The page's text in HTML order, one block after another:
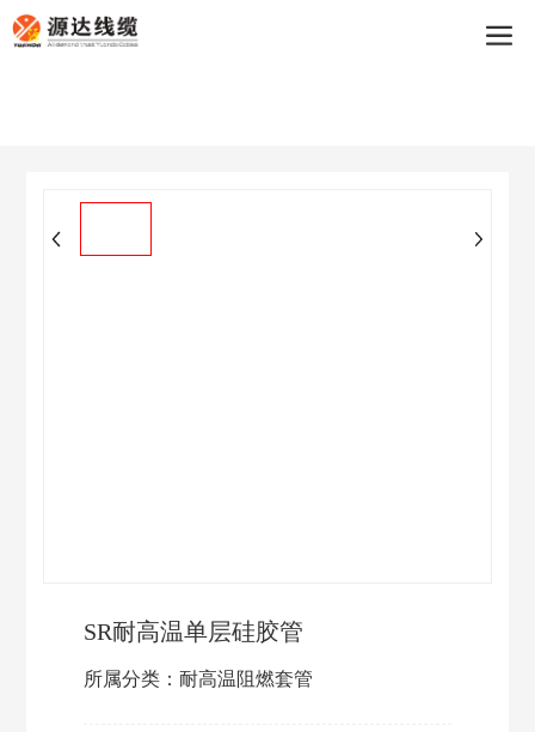
买球app
SR耐高温单层硅胶管
所属分类：耐高温阻燃套管